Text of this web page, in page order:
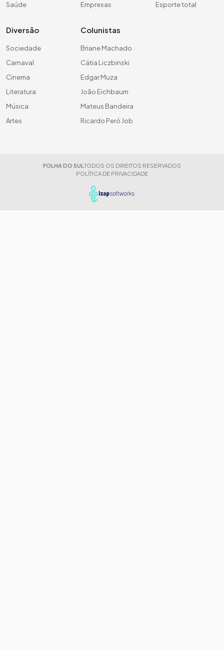
Saúde
Empresas
Esporte total
Diversão
Sociedade
Carnaval
Cinema
Literatura
Música
Artes
Colunistas
Briane Machado
Cátia Liczbinski
Edgar Muza
João Eichbaum
Mateus Bandeira
Ricardo Peró Job
FOLHA DO SUL TODOS OS DIREITOS RESERVADOS
POLÍTICA DE PRIVACIDADE